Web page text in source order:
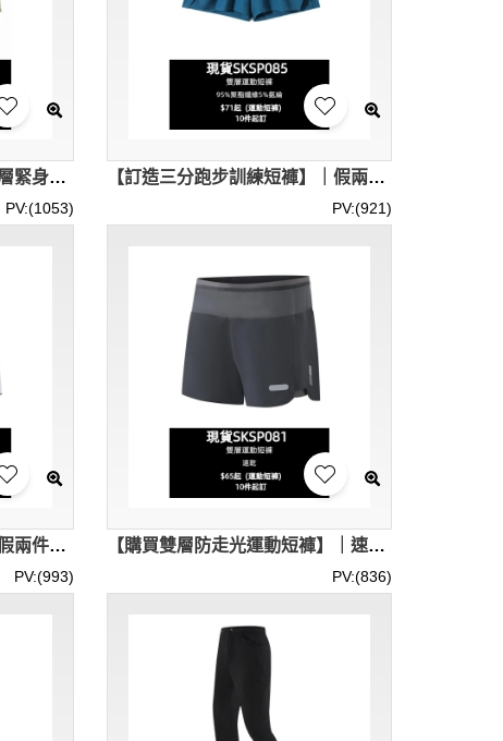
【設計四分跑步短褲】｜內層緊身褲設計｜右側手機隱秘貼袋｜後腰多功能收納卡袋｜現貨主推｜四分跑步短褲供應商 SKSP086-MBTY-H51147
PV:(1053)
【訂造三分跑步訓練短褲】｜假兩件式設計｜內置彈力襯褲｜褲腳小開衩｜現貨主推｜多色款式｜雙層短褲公司 SKSP085-MBTY-H51145
PV:(921)
【選購男款健身五分褲】｜假兩件式設計｜鬆緊抽繩褲腰｜內層緊身打底｜現貨主推｜外層網格面料｜五分短褲專門店 SKSP082-MBTY-267#
PV:(993)
【購買雙層防走光運動短褲】｜速乾面料｜加寬彈力腰頭｜內層緊身襯褲｜現貨主推｜褲腳反光標｜雙層短褲批發 SKSP081-LT-K2455#
PV:(836)